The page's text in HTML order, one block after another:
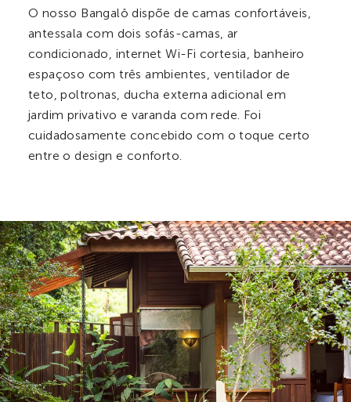
O nosso Bangalô dispõe de camas confortáveis,
antessala com dois sofás-camas, ar
condicionado, internet Wi-Fi cortesia, banheiro
espaçoso com três ambientes, ventilador de
teto, poltronas, ducha externa adicional em
jardim privativo e varanda com rede. Foi
cuidadosamente concebido com o toque certo
entre o design e conforto.